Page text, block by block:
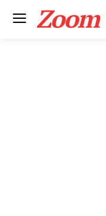
Zoom